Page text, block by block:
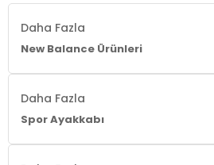
Daha Fazla
New Balance Ürünleri
Daha Fazla
Spor Ayakkabı